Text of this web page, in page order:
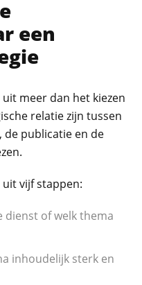
een
meer dan het kiezen
relatie zijn tussen
publicatie en de
vijf stappen:
dienst of welk thema
inhoudelijk sterk en